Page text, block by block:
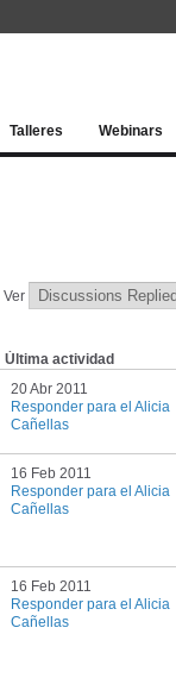
Talleres Webinars
Ver
Última actividad
20 Abr 2011
Responder para el Alicia
Cañellas
16 Feb 2011
Responder para el Alicia
Cañellas
16 Feb 2011
Responder para el Alicia
Cañellas